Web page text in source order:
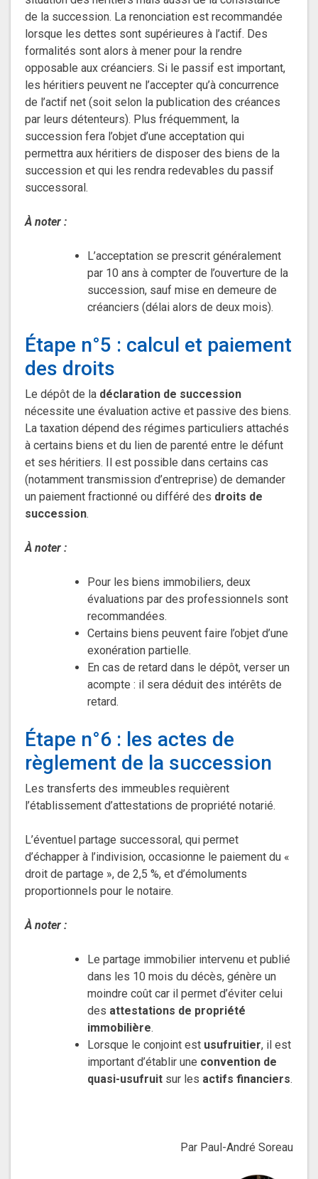
de la succession. La renonciation est recommandée
lorsque les dettes sont supérieures à l’actif. Des
formalités sont alors à mener pour la rendre
opposable aux créanciers. Si le passif est important,
les héritiers peuvent ne l’accepter qu’à concurrence
de l’actif net (soit selon la publication des créances
par leurs détenteurs). Plus fréquemment, la
succession fera l’objet d’une acceptation qui
permettra aux héritiers de disposer des biens de la
succession et qui les rendra redevables du passif
successoral.
À noter :
L’acceptation se prescrit généralement
par 10 ans à compter de l’ouverture de la
succession, sauf mise en demeure de
créanciers (délai alors de deux mois).
Étape n°5 : calcul et paiement
des droits
Le dépôt de la déclaration de succession
nécessite une évaluation active et passive des biens.
La taxation dépend des régimes particuliers attachés
à certains biens et du lien de parenté entre le défunt
et ses héritiers. Il est possible dans certains cas
(notamment transmission d’entreprise) de demander
un paiement fractionné ou différé des droits de
succession.
À noter :
Pour les biens immobiliers, deux
évaluations par des professionnels sont
recommandées.
Certains biens peuvent faire l’objet d’une
exonération partielle.
En cas de retard dans le dépôt, verser un
acompte : il sera déduit des intérêts de
retard.
Étape n°6 : les actes de
règlement de la succession
Les transferts des immeubles requièrent
l’établissement d’attestations de propriété notarié.
L’éventuel partage successoral, qui permet
d’échapper à l’indivision, occasionne le paiement du «
droit de partage », de 2,5 %, et d’émoluments
proportionnels pour le notaire.
À noter :
Le partage immobilier intervenu et publié
dans les 10 mois du décès, génère un
moindre coût car il permet d’éviter celui
des attestations de propriété
immobilière.
Lorsque le conjoint est usufruitier, il est
important d’établir une convention de
quasi-usufruit sur les actifs financiers.
Par Paul-André Soreau